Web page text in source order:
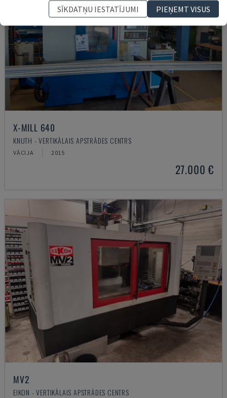
X-MILL 640
KNUTH - VERTIKĀLAIS APSTRĀDES CENTRS
VĀCIJA 2015
27.000 €
MV2
EIKON - VERTIKĀLAIS APSTRĀDES CENTRS
SĪKDATŅU IESTATĪJUMI
PIEŅEMT VISUS